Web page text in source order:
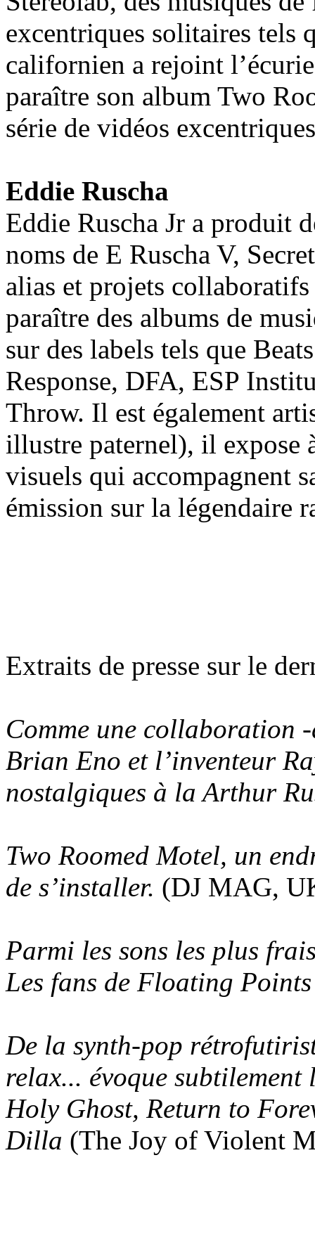
excentriques solitaires tels
californien a rejoint
paraître son album Two
série de vidéos
Eddie Ruscha
Eddie Ruscha Jr a produit
noms de E Ruscha V,
alias et projets
paraître des albums de
sur des labels tels que
Response, DFA, ESP
Throw. Il est également
illustre paternel), il expose
visuels qui accompagnent
émission sur la légendaire
Extraits de presse sur le
Comme une collaboration
Brian Eno et l’inventeur
nostalgiques à la Arthur
Two Roomed Motel, un
de s’installer. (DJ MAG,
Parmi les sons les plus
Les fans de Floating
De la synth-pop
relax... évoque
Holy Ghost, Return to
Dilla (The Joy of Violent